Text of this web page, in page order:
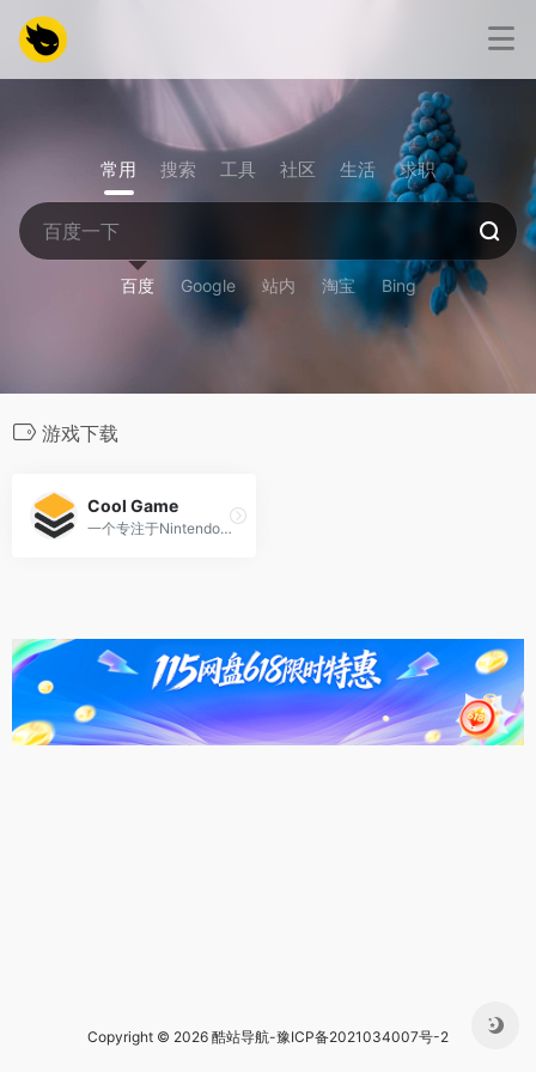
常用 搜索 工具 社区 生活 求职
百度 Google 站内 淘宝 Bing
游戏下载
Cool Game
一个专注于Nintendo Switch游戏资源分享的平台，提供免费游戏下载服务。
Copyright © 2026 酷站导航-豫ICP备2021034007号-2